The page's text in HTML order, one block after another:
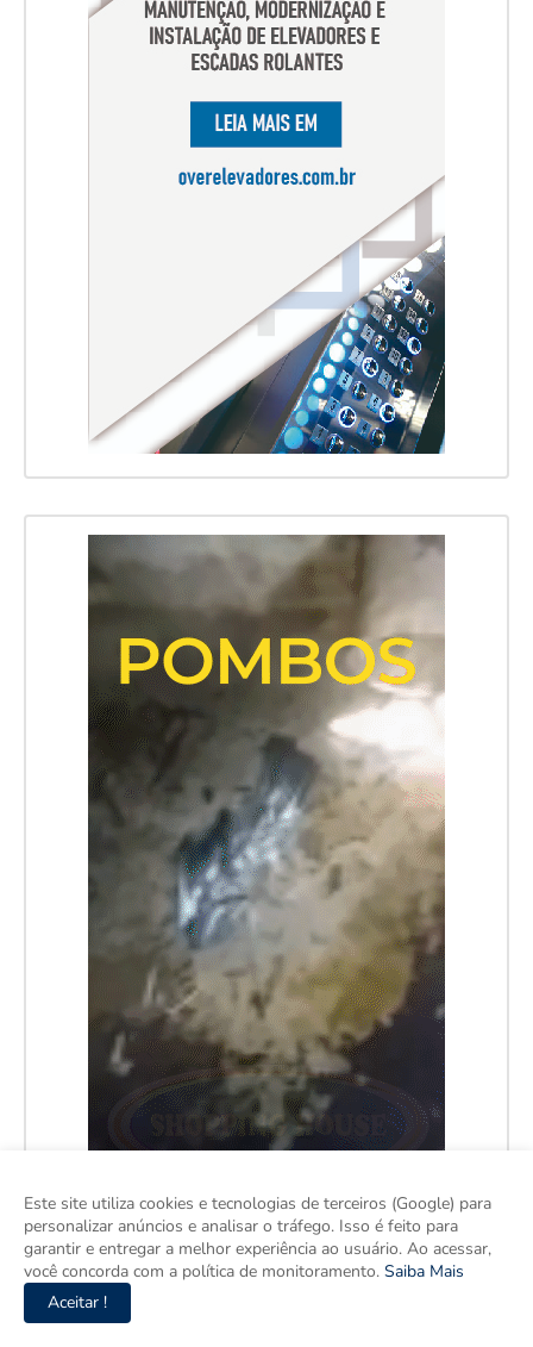
Este site utiliza cookies e tecnologias de terceiros (Google) para
personalizar anúncios e analisar o tráfego. Isso é feito para
garantir e entregar a melhor experiência ao usuário. Ao acessar,
você concorda com a política de monitoramento. Saiba Mais
Aceitar !